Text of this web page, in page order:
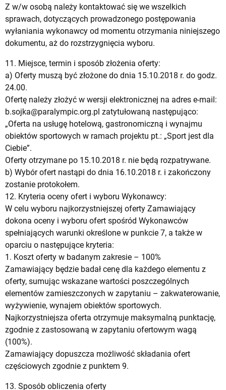
Z w/w osobą należy kontaktować się we wszelkich
sprawach, dotyczących prowadzonego postępowania
wyłaniania wykonawcy od momentu otrzymania niniejszego
dokumentu, aż do rozstrzygnięcia wyboru.
11. Miejsce, termin i sposób złożenia oferty:
a) Oferty muszą być złożone do dnia 15.10.2018 r. do godz.
24.00.
Ofertę należy złożyć w wersji elektronicznej na adres e-mail:
b.sojka@paralympic.org.pl zatytułowaną następująco:
„Oferta na usługę hotelową, gastronomiczną i wynajmu
obiektów sportowych w ramach projektu pt.: „Sport jest dla
Ciebie”.
Oferty otrzymane po 15.10.2018 r. nie będą rozpatrywane.
b) Wybór ofert nastąpi do dnia 16.10.2018 r. i zakończony
zostanie protokołem.
12. Kryteria oceny ofert i wyboru Wykonawcy:
W celu wyboru najkorzystniejszej oferty Zamawiający
dokona oceny i wyboru ofert spośród Wykonawców
spełniających warunki określone w punkcie 7, a także w
oparciu o następujące kryteria:
1. Koszt oferty w badanym zakresie – 100%
Zamawiający będzie badał cenę dla każdego elementu z
oferty, sumując wskazane wartości poszczególnych
elementów zamieszczonych w zapytaniu – zakwaterowanie,
wyżywienie, wynajem obiektów sportowych.
Najkorzystniejsza oferta otrzymuje maksymalną punktację,
zgodnie z zastosowaną w zapytaniu ofertowym wagą
(100%).
Zamawiający dopuszcza możliwość składania ofert
częściowych zgodnie z punktem 9.
13. Sposób obliczenia oferty